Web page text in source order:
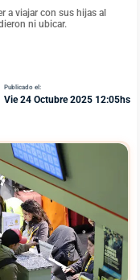
a viajar con sus hijas al
ni ubicar.
Publicado el:
Vie 24 Octubre 2025 12:05hs